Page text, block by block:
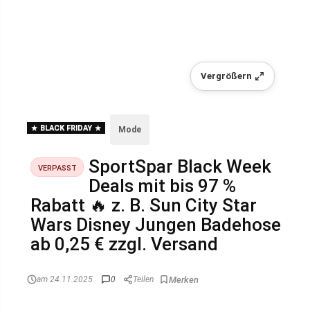
Vergrößern
BLACK FRIDAY Mode
VERPASST
SportSpar Black Week
Deals mit bis 97 %
Rabatt 🔥 z. B. Sun City Star
Wars Disney Jungen Badehose
ab 0,25 € zzgl. Versand
am 24.11.2025 0 Teilen